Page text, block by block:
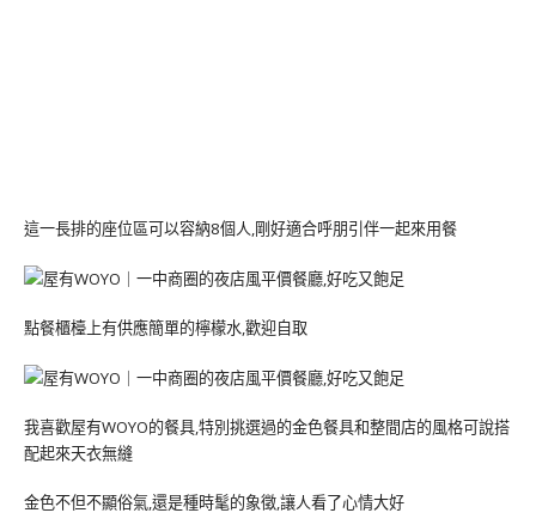
這一長排的座位區可以容納8個人,剛好適合呼朋引伴一起來用餐
點餐櫃檯上有供應簡單的檸檬水,歡迎自取
我喜歡屋有WOYO的餐具,特別挑選過的金色餐具和整間店的風格可說搭
配起來天衣無縫
金色不但不顯俗氣,還是種時髦的象徵,讓人看了心情大好